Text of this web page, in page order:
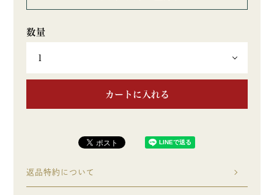
カートに入れる
返品特約について